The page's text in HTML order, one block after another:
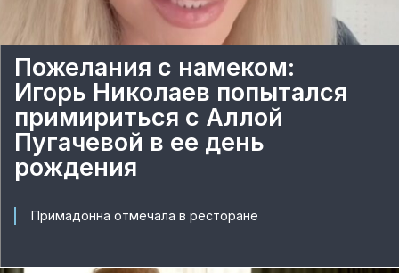
Пожелания с намеком:
Игорь Николаев попытался
примириться с Аллой
Пугачевой в ее день
рождения
Примадонна отмечала в ресторане